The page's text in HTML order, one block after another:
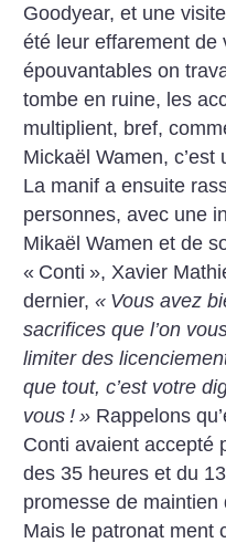
Goodyear, et une
été leur effarement de
épouvantables on
tombe en ruine, les
multiplient, bref,
Mickaël Wamen, c’est
La manif a ensuite
personnes, avec une
Mikaël Wamen et de
« Conti », Xavier
dernier, « Vous avez
sacrifices que l’on
limiter des
que tout, c’est votre
vous ! » Rappelons
Conti avaient accepté
des 35 heures et du 13
promesse de maintien
Mais le patronat ment